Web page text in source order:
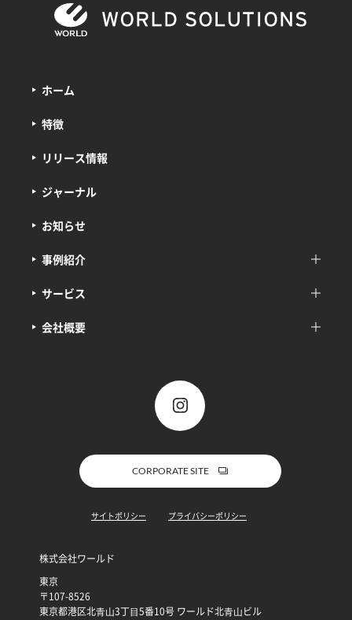
ホーム
特徴
サービス
事例紹介
会社概要
リリース情報
ジャーナル
お知らせ
CORPORATE SITE
サイトポリシー プライバシーポリシー
株式会社ワールド
東京
〒107-8526
東京都港区北⻘⼭3丁⽬5番10号 ワールド北⻘⼭ビル